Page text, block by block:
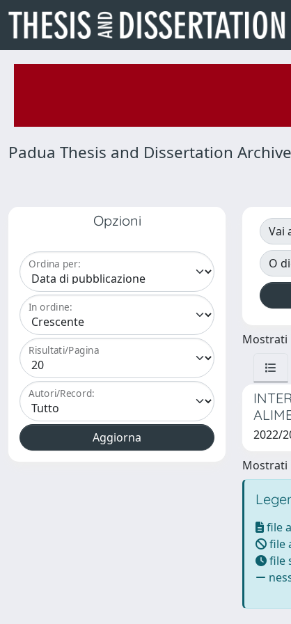
Padua Thesis and Dissertation Archive
Opzioni
Ordina per:
In ordine:
Risultati/Pagina
Autori/Record:
Vai
O
Mostrati
2022/
Mostrati
file
file
file